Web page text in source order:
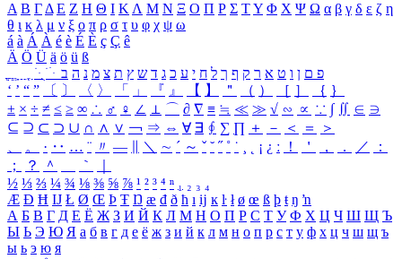
Α Β ΓΔ Ε Ζ Η Θ Ι ΚΛ Μ Ν Ξ Ο Π Ρ Σ ΤΥ Φ Χ Ψ Ω α β γ δ ε ζ η
θ ι κ λ μ ν ξ ο π ρ σ τ υ φ χ ψ ω
á à Á À é è É È ç Ç ê
Ä Ö Ü ä ö ü ß
ִֶֹ ֻּ ׁׂ פ ם ן ו ט א ר ק ף ך ל ח י ע כ ג ד ש ץ ת צ מ נ ה ב
‘ ’ “ ” 〔 〕 〈 〉 「 」 『 』 【 】 ＂ （ ） ［ ］ ｛ ｝
± × ÷ ≠ ≤ ≥ ∞ ∴ ♂ ♀ ∠ ⊥ ⌒ ∂ ∇ ≡ ≒ ≪ ≫ √ ∽ ∝ ∵ ∫ ∬ ∈ ∋
⊆ ⊇ ⊂ ⊃ ∪ ∩ ∧ ∨ ￢ ⇒ ⇔ ∀ ∃ ∮ ∑ ∏ ＋ － ＜ ＝
＞
、
。 · ‥ … ¨ 〃 ― ＼ ∼ ´ ～ ˇ ˘ ˝ ˚ ˙ ¸ ¡ ¿ ː ！ ＇ ， ． ／
：
；
？ ＾ ｀
½ ⅓ ⅔ ¼ ¾ ⅛ ⅜ ⅝ ⅞ ¹ ² ³ ⁴ ⁿ ₁ ₂ ₃ ₄
Æ Ð Ħ Ĳ Ł Ø Œ Þ Ŧ Ŋ æ đ ð ħ ı ĳ ĸ ŀ ł ø œ ß þ ŧ ŋ ŉ
А Б В Г Д Е Ё Ж З И Й К Л М Н О П Р С Т У Ф Х Ц Ч Ш Щ Ъ
Ы Ь Э Ю Я а б в г д е ё ж з и й к л м н о п р с т у ф х ц ч ш щ ъ
ы ь э ю я